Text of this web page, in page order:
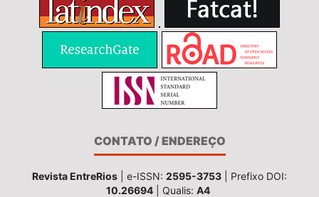
CONTATO / ENDEREÇO
Revista EntreRios | e-ISSN: 2595-3753 | Prefixo DOI:
10.26694 | Qualis: A4